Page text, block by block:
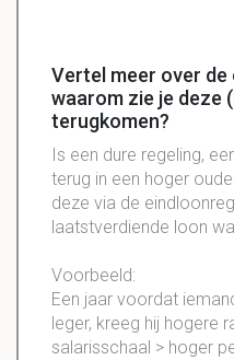
Vertel meer over de
waarom zie je deze
terugkomen?
Is een dure regeling,
terug in een hoger
deze via de
laatstverdiende loon
Voorbeeld:
Een jaar voordat
leger, kreeg hij hogere
salarisschaal > hoger